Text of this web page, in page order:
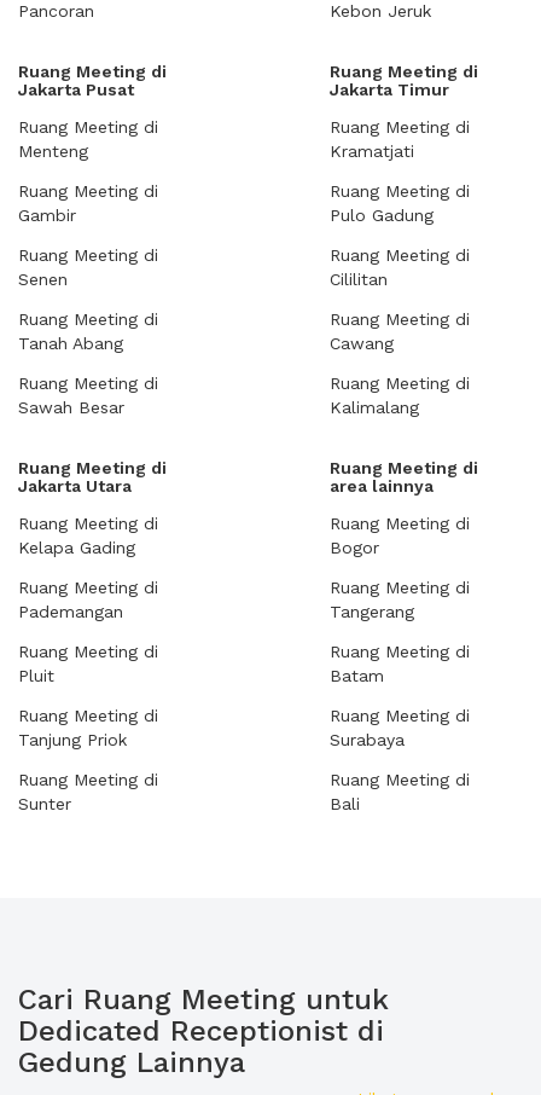
Pancoran
Kebon Jeruk
Ruang Meeting di
Jakarta Pusat
Ruang Meeting di
Menteng
Ruang Meeting di
Gambir
Ruang Meeting di
Senen
Ruang Meeting di
Tanah Abang
Ruang Meeting di
Sawah Besar
Ruang Meeting di
Jakarta Timur
Ruang Meeting di
Kramatjati
Ruang Meeting di
Pulo Gadung
Ruang Meeting di
Cililitan
Ruang Meeting di
Cawang
Ruang Meeting di
Kalimalang
Ruang Meeting di
Jakarta Utara
Ruang Meeting di
Kelapa Gading
Ruang Meeting di
Pademangan
Ruang Meeting di
Pluit
Ruang Meeting di
Tanjung Priok
Ruang Meeting di
Sunter
Ruang Meeting di
area lainnya
Ruang Meeting di
Bogor
Ruang Meeting di
Tangerang
Ruang Meeting di
Batam
Ruang Meeting di
Surabaya
Ruang Meeting di
Bali
Cari Ruang Meeting untuk
Dedicated Receptionist di
Gedung Lainnya